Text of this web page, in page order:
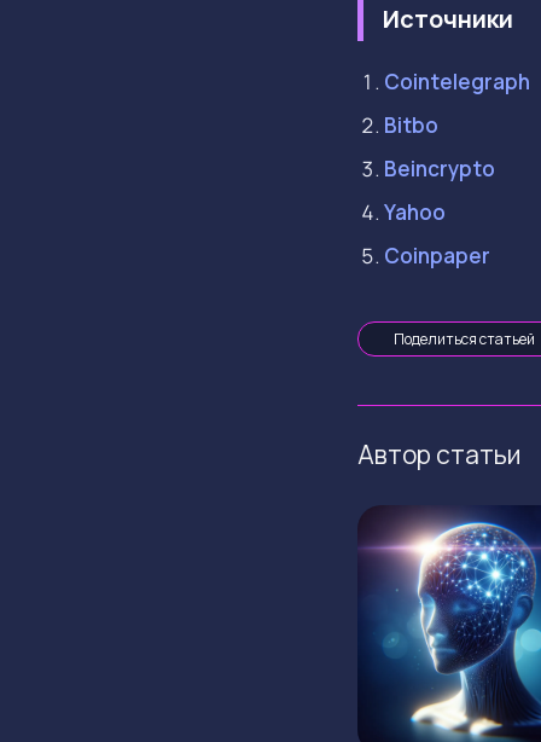
Источники
Cointelegraph
Bitbo
Beincrypto
Yahoo
Coinpaper
Поделиться статьей
Автор статьи